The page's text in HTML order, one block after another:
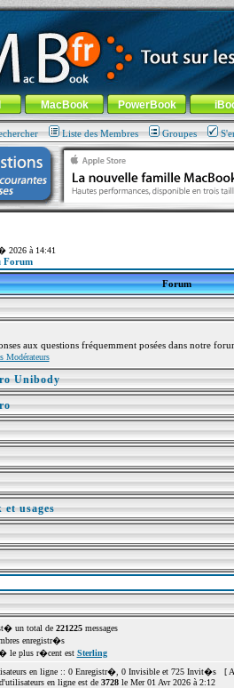
100% nomade !
au menu général-Aller au menu de
MacBook PowerBook
Liste des Membres Groupes
2026 à 14:41
Forum
Forum
aux questions fréquemment posées dans notre
Modérateurs
Unibody
et usages
un total de 221225messages
enregistr�s
le plus r�cent est Sterling
en ligne :: 0 Enregistr�, 0 Invisible et 725 Invit�s [
en ligne est de 3728le Mer 01 Avr 2026 à 2:12